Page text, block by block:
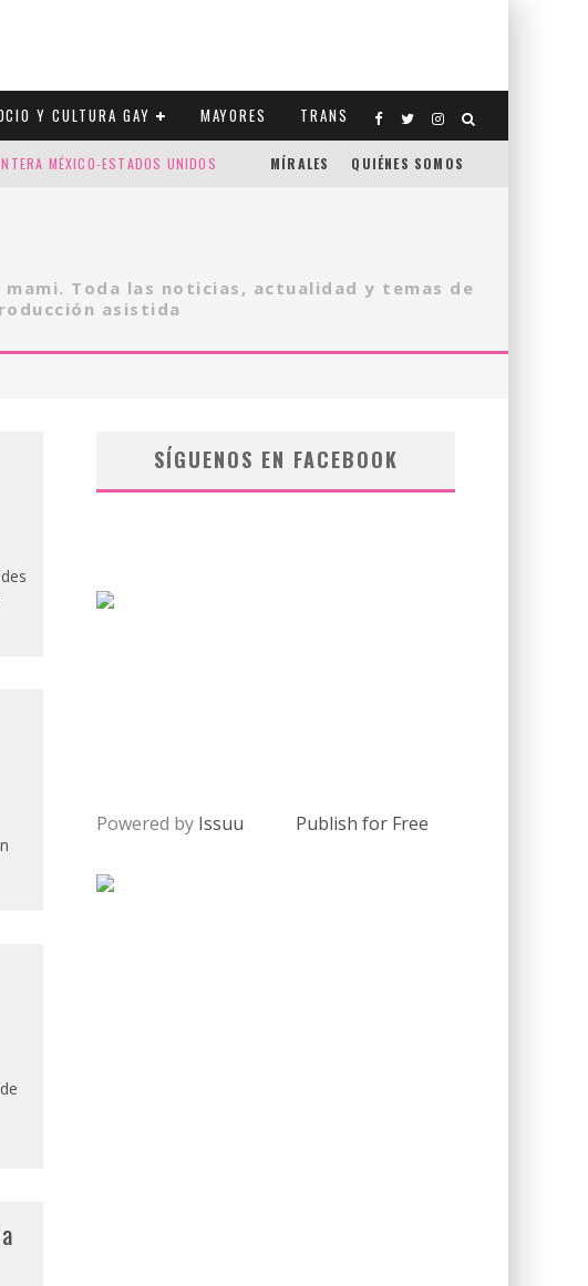
Y CULTURA GAY MAYORES TRANS
MÉXICO-ESTADOS UNIDOS MÍRALES QUIÉNES SOMOS
Toda las noticias, actualidad y temas de
asistida
SÍGUENOS EN FACEBOOK
Powered by Issuu Publish for Free